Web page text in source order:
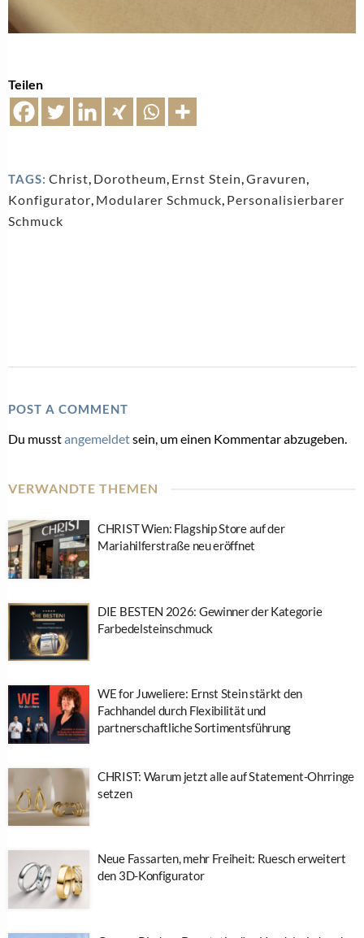
Teilen
TAGS: Christ, Dorotheum, Ernst Stein,Gravuren,
Konfigurator, Modularer Schmuck, Personalisierbarer
Schmuck
POST A COMMENT
Du musstangemeldetsein, um einen Kommentar abzugeben.
VERWANDTE THEMEN
CHRIST Wien: Flagship Store auf der
Mariahilferstraße neu eröffnet
DIE BESTEN 2026: Gewinner der Kategorie
Farbedelsteinschmuck
WE for Juweliere: Ernst Stein stärkt den
Fachhandel durch Flexibilität und
partnerschaftliche Sortimentsführung
CHRIST: Warum jetzt alle auf Statement-Ohrringe
setzen
Neue Fassarten, mehr Freiheit: Ruesch erweitert
den 3D-Konfigurator